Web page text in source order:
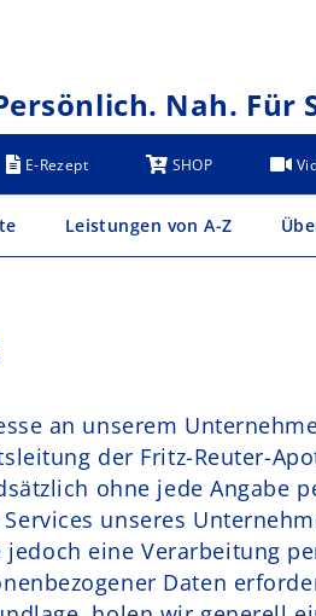
Nah. Für
E-Rezept SHOP
Leistungen von A-Z
an unserem
der Fritz-Reuter-
ohne jede Angabe
unseres
eine Verarbeitung
Daten